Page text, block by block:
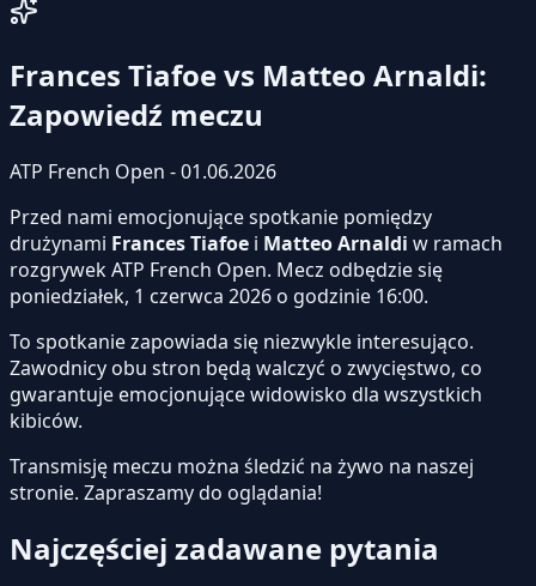
Frances Tiafoe vs Matteo Arnaldi:
Zapowiedź meczu
ATP French Open - 01.06.2026
Przed nami emocjonujące spotkanie pomiędzy
drużynami Frances Tiafoe i Matteo Arnaldi w ramach
rozgrywek ATP French Open. Mecz odbędzie się
poniedziałek, 1 czerwca 2026 o godzinie 16:00.
To spotkanie zapowiada się niezwykle interesująco.
Zawodnicy obu stron będą walczyć o zwycięstwo, co
gwarantuje emocjonujące widowisko dla wszystkich
kibiców.
Transmisję meczu można śledzić na żywo na naszej
stronie. Zapraszamy do oglądania!
Najczęściej zadawane pytania